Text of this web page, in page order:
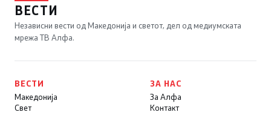
ВЕСТИ
Независни вести од Македонија и светот, дел од медиумската
мрежа ТВ Алфа.
ВЕСТИ
Македонија
Свет
ЗА НАС
За Алфа
Контакт